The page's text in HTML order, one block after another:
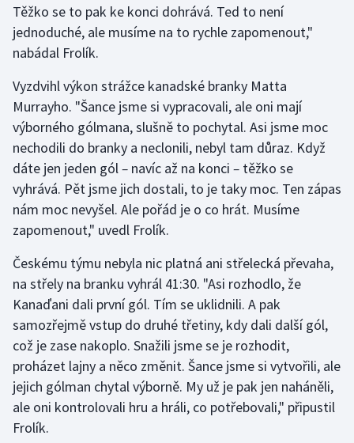
Stolní tenis
Triatlon
Veslování
Vodní slalom
Volejbal
Těžko se to pak ke konci dohrává. Ted to není
jednoduché, ale musíme na to rychle zapomenout,"
nabádal Frolík.
Vyzdvihl výkon strážce kanadské branky Matta
Murrayho. "Šance jsme si vypracovali, ale oni mají
výborného gólmana, slušně to pochytal. Asi jsme moc
nechodili do branky a neclonili, nebyl tam důraz. Když
dáte jen jeden gól– navíc až na konci – těžko se
vyhrává. Pět jsme jich dostali, to je taky moc. Ten zápas
nám moc nevyšel. Ale pořád je o co hrát. Musíme
zapomenout," uvedl Frolík.
Českému týmu nebyla nic platná ani střelecká převaha,
na střely na branku vyhrál 41:30. "Asi rozhodlo, že
Kanaďani dali první gól. Tím se uklidnili. A pak
samozřejmě vstup do druhé třetiny, kdy dali další gól,
což je zase nakoplo. Snažili jsme se je rozhodit,
proházet lajny a něco změnit. Šance jsme si vytvořili, ale
jejich gólman chytal výborně. My už je pak jen naháněli,
ale oni kontrolovali hru a hráli, co potřebovali," připustil
Frolík.